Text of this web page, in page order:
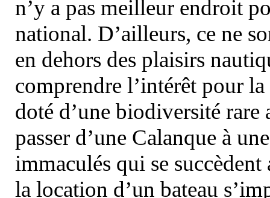
n’y a pas meilleur endroit
national. D’ailleurs, ce ne
en dehors des plaisirs
comprendre l’intérêt pour
doté d’une biodiversité
passer d’une Calanque à
immaculés qui se
la location d’un bateau